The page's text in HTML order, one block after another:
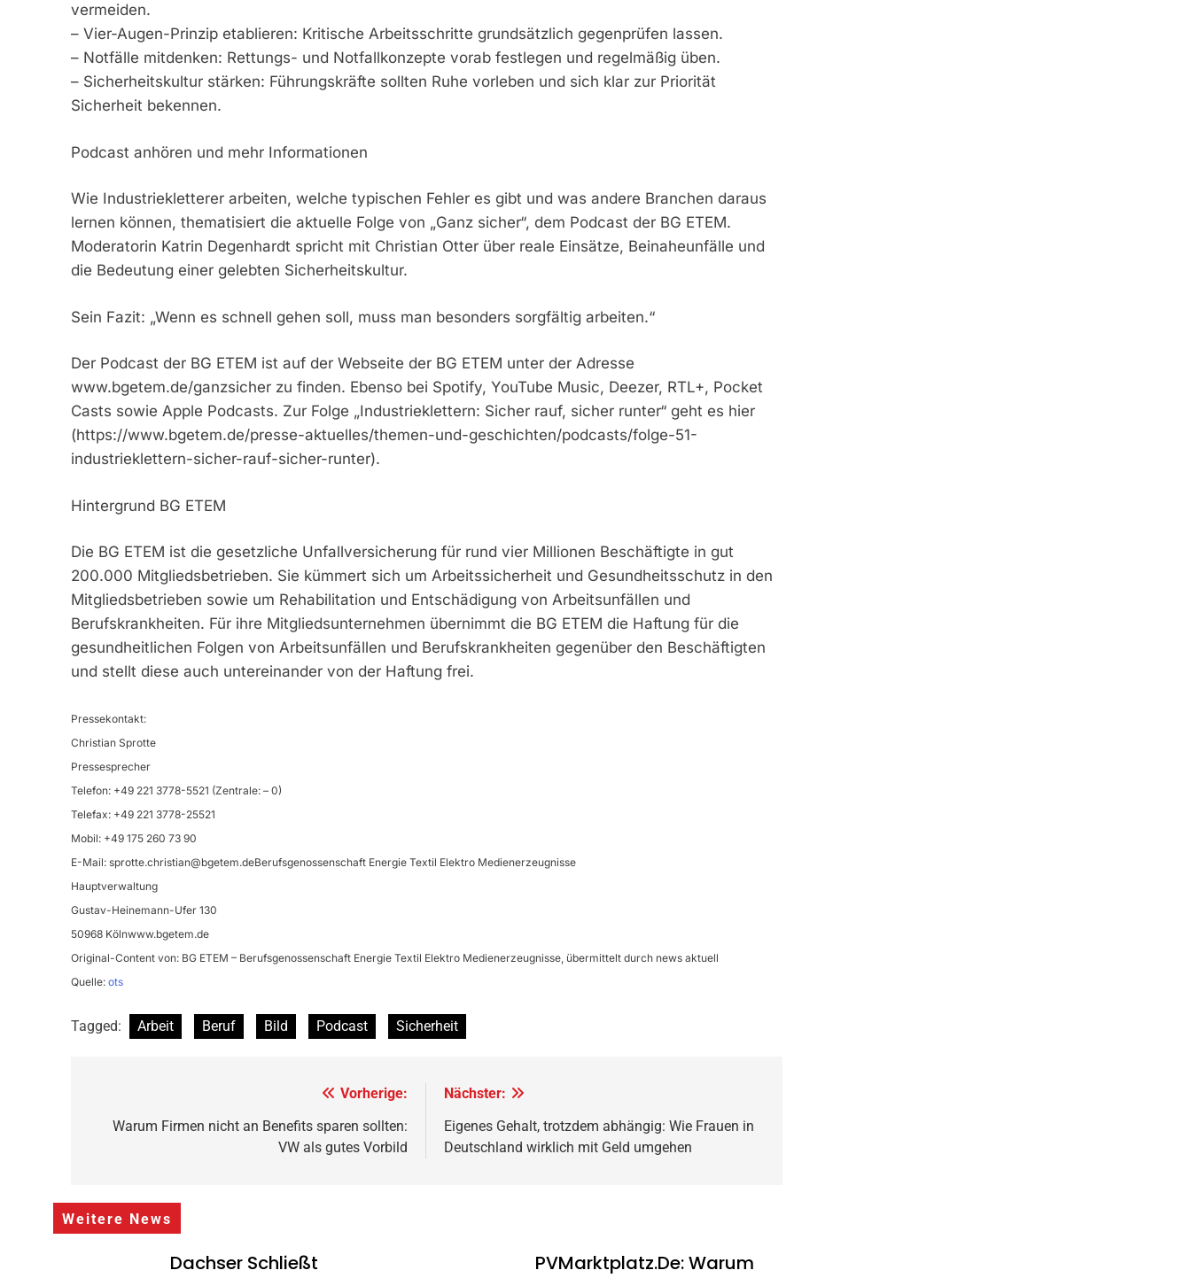
vermeiden.
– Vier-Augen-Prinzip etablieren: Kritische Arbeitsschritte grundsätzlich gegenprüfen lassen.
– Notfälle mitdenken: Rettungs- und Notfallkonzepte vorab festlegen und regelmäßig üben.
– Sicherheitskultur stärken: Führungskräfte sollten Ruhe vorleben und sich klar zur Priorität
Sicherheit bekennen.
Podcast anhören und mehr Informationen
Wie Industriekletterer arbeiten, welche typischen Fehler es gibt und was andere Branchen daraus
lernen können, thematisiert die aktuelle Folge von „Ganz sicher“, dem Podcast der BG ETEM.
Moderatorin Katrin Degenhardt spricht mit Christian Otter über reale Einsätze, Beinaheunfälle und
die Bedeutung einer gelebten Sicherheitskultur.
Sein Fazit: „Wenn es schnell gehen soll, muss man besonders sorgfältig arbeiten.“
Der Podcast der BG ETEM ist auf der Webseite der BG ETEM unter der Adresse
www.bgetem.de/ganzsicher zu finden. Ebenso bei Spotify, YouTube Music, Deezer, RTL+, Pocket
Casts sowie Apple Podcasts. Zur Folge „Industrieklettern: Sicher rauf, sicher runter“ geht es hier
(https://www.bgetem.de/presse-aktuelles/themen-und-geschichten/podcasts/folge-51-
industrieklettern-sicher-rauf-sicher-runter).
Hintergrund BG ETEM
Die BG ETEM ist die gesetzliche Unfallversicherung für rund vier Millionen Beschäftigte in gut
200.000 Mitgliedsbetrieben. Sie kümmert sich um Arbeitssicherheit und Gesundheitsschutz in den
Mitgliedsbetrieben sowie um Rehabilitation und Entschädigung von Arbeitsunfällen und
Berufskrankheiten. Für ihre Mitgliedsunternehmen übernimmt die BG ETEM die Haftung für die
gesundheitlichen Folgen von Arbeitsunfällen und Berufskrankheiten gegenüber den Beschäftigten
und stellt diese auch untereinander von der Haftung frei.
Pressekontakt:
Christian Sprotte
Pressesprecher
Telefon: +49 221 3778-5521 (Zentrale: – 0)
Telefax: +49 221 3778-25521
Mobil: +49 175 260 73 90
E-Mail: sprotte.christian@bgetem.deBerufsgenossenschaftEnergie Textil Elektro Medienerzeugnisse
Hauptverwaltung
Gustav-Heinemann-Ufer 130
50968 Kölnwww.bgetem.de
Original-Content von: BG ETEM – Berufsgenossenschaft Energie Textil Elektro Medienerzeugnisse, übermittelt durch news aktuell
Quelle: ots
Tagged: Arbeit Beruf Bild Podcast Sicherheit
Vorherige:
Warum Firmen nicht an Benefits sparen sollten:
VW als gutes Vorbild
Nächster:
Eigenes Gehalt, trotzdem abhängig: Wie Frauen in
Deutschland wirklich mit Geld umgehen
Weitere News
Dachser Schließt
PVMarktplatz.de: Warum